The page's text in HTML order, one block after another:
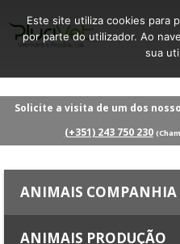
Solicite a visita de um dos
(+351) 243 750 230
ANIMAIS COMPANHIA
ANIMAIS PRODUÇÃO
Este site utiliza cookies para
por parte do utilizador. Ao
sua